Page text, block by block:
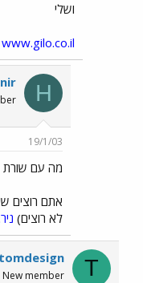
ושלי
www.gilo.co.il
H
19/1/03
מה עם שורת
אתם רוצים
לא רוצים)
T
tomdesign
New member